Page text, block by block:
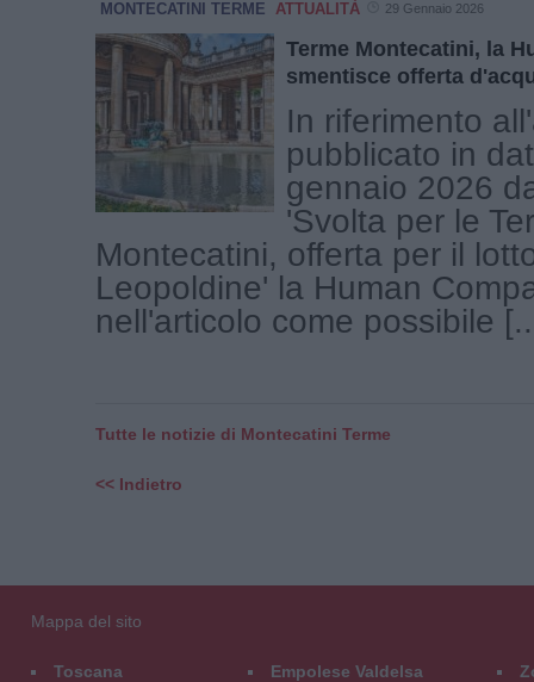
MONTECATINI TERME ATTUALITÀ 29 Gennaio 2026
Terme Montecatini, la
smentisce offerta
In riferimento
pubblicato in
gennaio 2026
'Svolta per le
Montecatini, offerta per il
Leopoldine' la Human
nell'articolo come possibile
Tutte le notizie di Montecatini Terme
<< Indietro
Mappa del sito
Toscana
Empolese Valdelsa